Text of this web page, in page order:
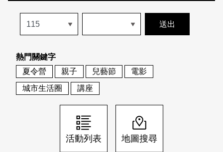
歷史專題
活動列表
地圖搜尋
關於我們
關於我們
刊物索取地點
會員基本資料
刊登活動
網站導覽 English
日本語 登入/註冊
熱門關鍵字
夏令營
親子 兒藝節
電影
城市生活圈
講座
活動列表 地圖搜尋